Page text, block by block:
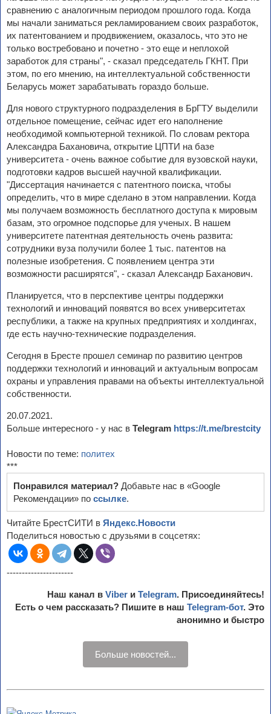
сравнению с аналогичным периодом прошлого года. Когда
мы начали заниматься рекламированием своих разработок,
их патентованием и продвижением, оказалось, что это не
только востребовано и почетно - это еще и неплохой
заработок для страны", - сказал председатель ГКНТ. При
этом, по его мнению, на интеллектуальной собственности
Беларусь может зарабатывать гораздо больше.
Для нового структурного подразделения в БрГТУ выделили
отдельное помещение, сейчас идет его наполнение
необходимой компьютерной техникой. По словам ректора
Александра Бахановича, открытие ЦПТИ на базе
университета - очень важное событие для вузовской науки,
подготовки кадров высшей научной квалификации.
"Диссертация начинается с патентного поиска, чтобы
определить, что в мире сделано в этом направлении. Когда
мы получаем возможность бесплатного доступа к мировым
базам, это огромное подспорье для ученых. В нашем
университете патентная деятельность очень развита:
сотрудники вуза получили более 1 тыс. патентов на
полезные изобретения. С появлением центра эти
возможности расширятся", - сказал Александр Баханович.
Планируется, что в перспективе центры поддержки
технологий и инноваций появятся во всех университетах
республики, а также на крупных предприятиях и холдингах,
где есть научно-технические подразделения.
Сегодня в Бресте прошел семинар по развитию центров
поддержки технологий и инноваций и актуальным вопросам
охраны и управления правами на объекты интеллектуальной
собственности.
20.07.2021.
Больше интересного - у нас в Telegram https://t.me/brestcity
Новости по теме: политех
***
Понравился материал? Добавьте нас в «Google
Рекомендации» по ссылке.
Читайте БрестСИТИ в Яндекс.Новости
Поделиться новостью с друзьями в соцсетях:
----------------------
Наш канал в Viber и Telegram. Присоединяйтесь!
Есть о чем рассказать? Пишите в наш Telegram-бот. Это
анонимно и быстро
Больше новостей...